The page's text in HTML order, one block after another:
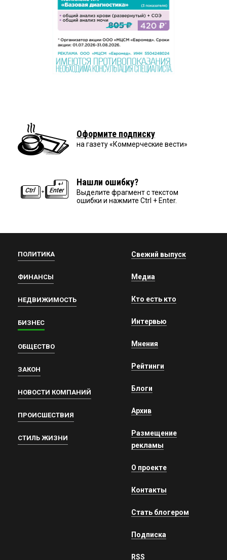
Оформите подписку
на газету «Коммерческие вести»
Нашли ошибку?
Выделите фрагмент с текстом
ошибки и нажмите Ctrl + Enter.
ПОЛИТИКА
ФИНАНСЫ
НЕДВИЖИМОСТЬ
БИЗНЕС
ОБЩЕСТВО
ЗАКОН
НОВОСТИ КОМПАНИЙ
ПРОИСШЕСТВИЯ
СТИЛЬ ЖИЗНИ
Свежий выпуск
Медиа
Кто есть кто
Интервью
Мнения
Рейтинги
Блоги
Архив
Размещение
рекламы
О проекте
Контакты
Стать блогером
Подписка
RSS